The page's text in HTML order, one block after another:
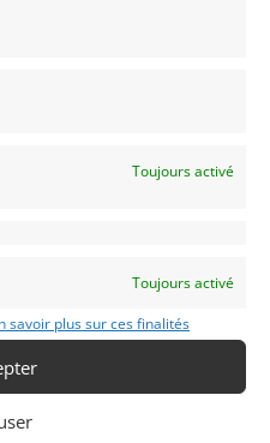
Toujours activé
Toujours activé
savoir plus sur ces finalités